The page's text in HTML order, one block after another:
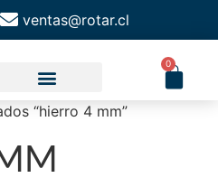
ventas@rotar.cl
0
“hierro 4 mm”